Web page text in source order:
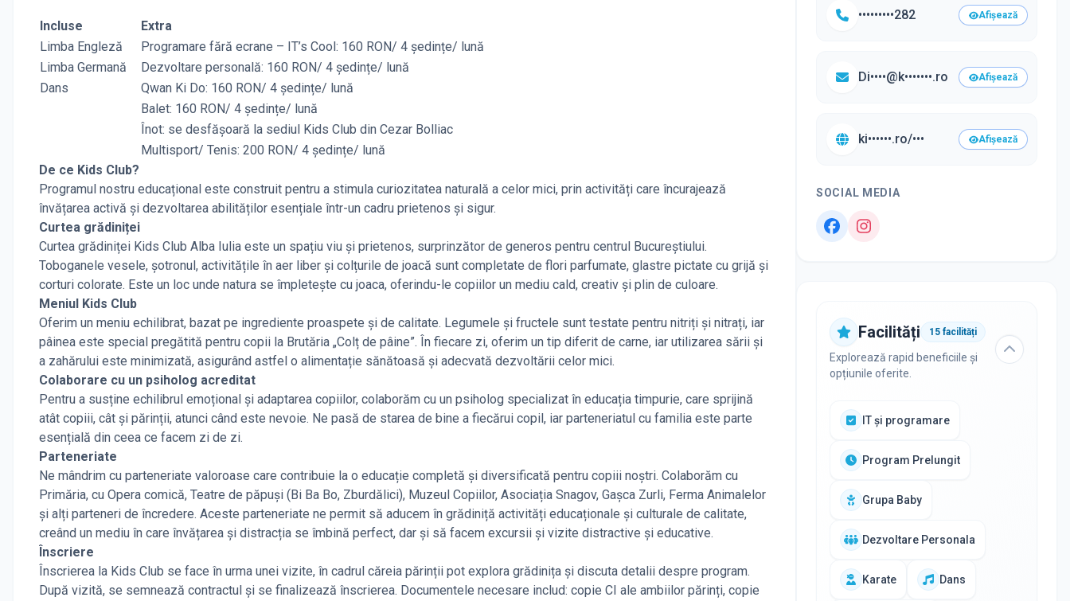
Incluse
Extra
Limba Engleză
Programare fără ecrane – IT’s Cool: 160 RON/ 4 ședințe/ lună
Limba Germană
Dezvoltare personală: 160 RON/ 4 ședințe/ lună
Dans
Qwan Ki Do: 160 RON/ 4 ședințe/ lună
Balet: 160 RON/ 4 ședințe/ lună
Înot: se desfășoară la sediul Kids Club din Cezar Bolliac
Multisport/ Tenis: 200 RON/ 4 ședințe/ lună
De ce Kids Club?
Programul nostru educațional este construit pentru a stimula curiozitatea naturală a celor mici, prin activități care încurajează
învățarea activă și dezvoltarea abilităților esențiale într-un cadru prietenos și sigur.
Curtea grădiniței
Curtea grădiniței Kids Club Alba Iulia este un spațiu viu și prietenos, surprinzător de generos pentru centrul Bucureștiului.
Toboganele vesele, șotronul, activitățile în aer liber și colțurile de joacă sunt completate de flori parfumate, glastre pictate cu grijă și
corturi colorate. Este un loc unde natura se împletește cu joaca, oferindu-le copiilor un mediu cald, creativ și plin de culoare.
Meniul Kids Club
Oferim un meniu echilibrat, bazat pe ingrediente proaspete și de calitate. Legumele și fructele sunt testate pentru nitriți și nitrați, iar
pâinea este special pregătită pentru copii la Brutăria „Colț de pâine”. În fiecare zi, oferim un tip diferit de carne, iar utilizarea sării și
a zahărului este minimizată, asigurând astfel o alimentație sănătoasă și adecvată dezvoltării celor mici.
Colaborare cu un psiholog acreditat
Pentru a susține echilibrul emoțional și adaptarea copiilor, colaborăm cu un psiholog specializat în educația timpurie, care sprijină
atât copiii, cât și părinții, atunci când este nevoie. Ne pasă de starea de bine a fiecărui copil, iar parteneriatul cu familia este parte
esențială din ceea ce facem zi de zi.
Parteneriate
Ne mândrim cu parteneriate valoroase care contribuie la o educație completă și diversificată pentru copiii noștri. Colaborăm cu
Primăria, cu Opera comică, Teatre de păpuși (Bi Ba Bo, Zburdălici), Muzeul Copiilor, Asociația Snagov, Gașca Zurli, Ferma Animalelor
și alți parteneri de încredere. Aceste parteneriate ne permit să aducem în grădiniță activități educaționale și culturale de calitate,
creând un mediu în care învățarea și distracția se îmbină perfect, dar și să facem excursii și vizite distractive și educative.
Înscriere
Înscrierea la Kids Club se face în urma unei vizite, în cadrul căreia părinții pot explora grădinița și discuta detalii despre program.
După vizită, se semnează contractul și se finalizează înscrierea. Documentele necesare includ: copie CI ale ambiilor părinți, copie
•••••••••282 Afișează
Di••••@k•••••••.ro Afișează
ki••••••.ro/••• Afișează
SOCIAL MEDIA
Facilități 15 facilități
Explorează rapid beneficiile și
opțiunile oferite.
IT și programare
Program Prelungit
Grupa Baby
Dezvoltare Personala
Karate Dans